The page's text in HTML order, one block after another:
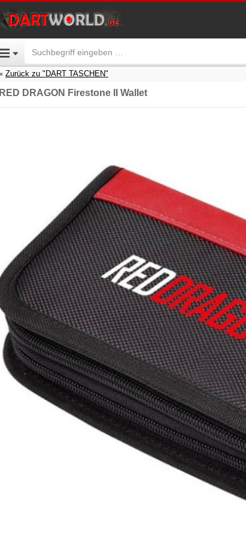
Zurück zu "DART TASCHEN"
RED DRAGON Firestone II Wallet